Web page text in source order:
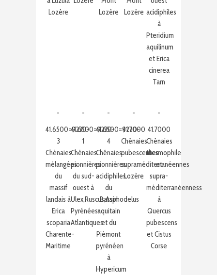
Lozère
Lozère
Lozère acidiphiles
à
Pteridium
aquilinum
et Erica
cinerea
Tarn
41.6500=9230-
3
Chênaies
mélangées
du
massif
landais à
Erica
scoparia
Charente-
Maritime
41.6500=9230-
1
Chênaies
pionnières
du sud-
ouest à
Ulex,Ruscus,Asphodelus
Pyrénées-
Atlantiques
41.6500=9230-
4
Chênaies
pionnières
acidiphiles
du
Bassin
aquitain
et du
Piémont
pyrénéen
à
Hypericum
41.7000
Chênaies
pubescentes
supraméditerranéennes
Lozère
41.7000
Chênaies
thermophile
et
supra-
méditerranéenness
à
Quercus
pubescens
et Cistus
Corse